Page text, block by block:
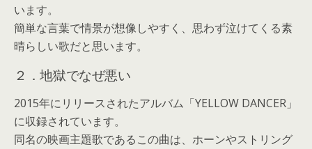
います。
簡単な言葉で情景が想像しやすく、思わず泣けてくる素
晴らしい歌だと思います。
２．地獄でなぜ悪い
2015年にリリースされたアルバム「YELLOW DANCER」
に収録されています。
同名の映画主題歌であるこの曲は、ホーンやストリング